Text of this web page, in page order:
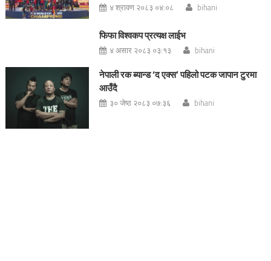
४ श्रावण २०८३ ०४:०८ bihani
फिफा विश्वकप प्रत्यक्ष लाईभ
४ असार २०८३ ०३:१३ bihani
नेपाली रक ब्यान्ड ‘द एक्स’ पहिलो पटक जापान टुरमा
आउँदै
३० जेष्ठ २०८३ ०७:३६ bihani